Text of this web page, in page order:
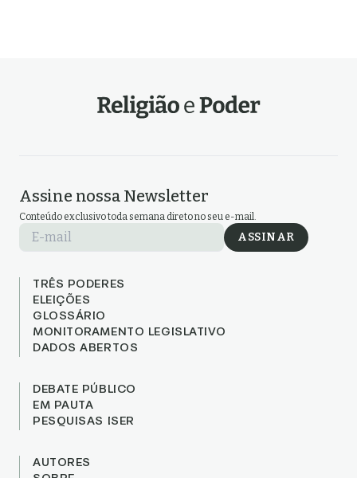
Assine nossa Newsletter
Conteúdo exclusivo toda semana direto no seu e-mail.
E-mail ASSINAR
TRÊS PODERES
ELEIÇÕES
GLOSSÁRIO
MONITORAMENTO LEGISLATIVO
DADOS ABERTOS
DEBATE PÚBLICO
EM PAUTA
PESQUISAS ISER
AUTORES